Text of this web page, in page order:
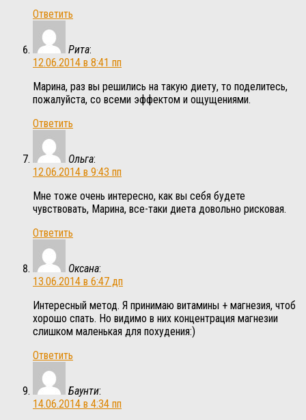
Ответить
Рита:
12.06.2014 в 8:41 пп
Марина, раз вы решились на такую диету, то поделитесь,
пожалуйста, со всеми эффектом и ощущениями.
Ответить
Ольга:
12.06.2014 в 9:43 пп
Мне тоже очень интересно, как вы себя будете
чувствовать, Марина, все-таки диета довольно рисковая.
Ответить
Оксана:
13.06.2014 в 6:47 дп
Интересный метод. Я принимаю витамины + магнезия, чтоб
хорошо спать. Но видимо в них концентрация магнезии
слишком маленькая для похудения:)
Ответить
Баунти:
14.06.2014 в 4:34 пп